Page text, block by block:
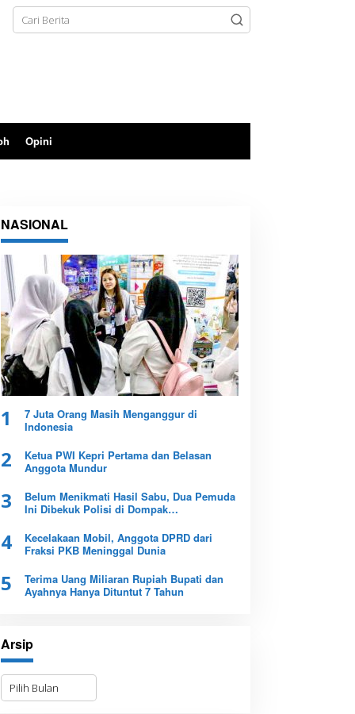
Opini
NASIONAL
1
7 Juta Orang Masih Menganggur di
Indonesia
2
Ketua PWI Kepri Pertama dan Belasan
Anggota Mundur
3
Belum Menikmati Hasil Sabu, Dua Pemuda
Ini Dibekuk Polisi di Dompak
4
Kecelakaan Mobil, Anggota DPRD dari
Fraksi PKB Meninggal Dunia
5
Terima Uang Miliaran Rupiah Bupati dan
Ayahnya Hanya Dituntut 7 Tahun
Arsip
A
s